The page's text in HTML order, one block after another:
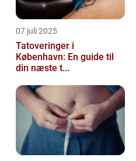
07 juli 2025
Tatoveringer i
København: En guide til
din næste t...